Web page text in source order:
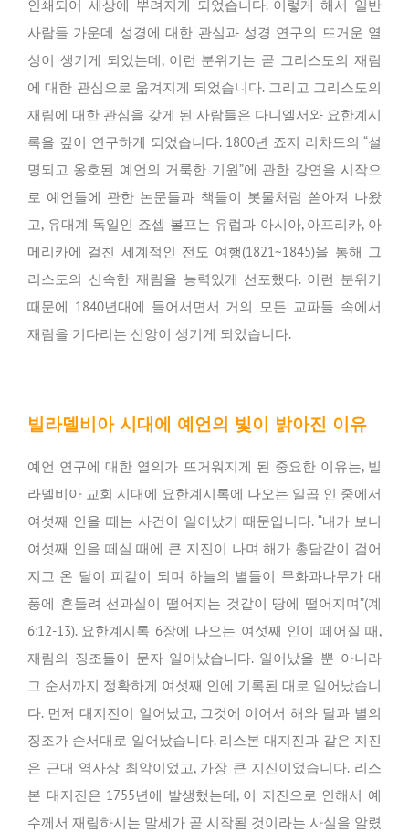
인쇄되어 세상에 뿌려지게 되었습니다. 이렇게 해서 일반
사람들 가운데 성경에 대한 관심과 성경 연구의 뜨거운 열
성이 생기게 되었는데, 이런 분위기는 곧 그리스도의 재림
에 대한 관심으로 옮겨지게 되었습니다. 그리고 그리스도의
재림에 대한 관심을 갖게 된 사람들은 다니엘서와 요한계시
록을 깊이 연구하게 되었습니다. 1800년 죠지 리차드의 “설
명되고 옹호된 예언의 거룩한 기원”에 관한 강연을 시작으
로 예언들에 관한 논문들과 책들이 봇물처럼 쏟아져 나왔
고, 유대계 독일인 죠셉 볼프는 유럽과 아시아, 아프리카, 아
메리카에 걸친 세계적인 전도 여행(1821~1845)을 통해 그
리스도의 신속한 재림을 능력있게 선포했다. 이런 분위기
때문에 1840년대에 들어서면서 거의 모든 교파들 속에서
재림을 기다리는 신앙이 생기게 되었습니다.
빌라델비아 시대에 예언의 빛이 밝아진 이유
예언 연구에 대한 열의가 뜨거워지게 된 중요한 이유는, 빌
라델비아 교회 시대에 요한계시록에 나오는 일곱 인 중에서
여섯째 인을 떼는 사건이 일어났기 때문입니다. “내가 보니
여섯째 인을 떼실 때에 큰 지진이 나며 해가 총담같이 검어
지고 온 달이 피같이 되며 하늘의 별들이 무화과나무가 대
풍에 흔들려 선과실이 떨어지는 것같이 땅에 떨어지며”(계
6:12-13). 요한계시록 6장에 나오는 여섯째 인이 떼어질 때,
재림의 징조들이 문자 일어났습니다. 일어났을 뿐 아니라
그 순서까지 정확하게 여섯째 인에 기록된 대로 일어났습니
다. 먼저 대지진이 일어났고, 그것에 이어서 해와 달과 별의
징조가 순서대로 일어났습니다. 리스본 대지진과 같은 지진
은 근대 역사상 최악이었고, 가장 큰 지진이었습니다. 리스
본 대지진은 1755년에 발생했는데, 이 지진으로 인해서 예
수께서 재림하시는 말세가 곧 시작될 것이라는 사실을 알렸